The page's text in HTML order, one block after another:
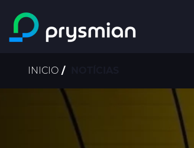
Saltar al contenido
principal
Ruta
de
navegación
INICIO